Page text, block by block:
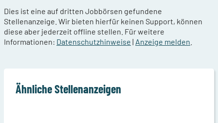
Dies ist eine auf dritten Jobbörsen gefundene
Stellenanzeige. Wir bieten hierfür keinen Support, können
diese aber jederzeit offline stellen. Für weitere
Informationen: Datenschutzhinweise | Anzeige melden
Ähnliche Stellenanzeigen